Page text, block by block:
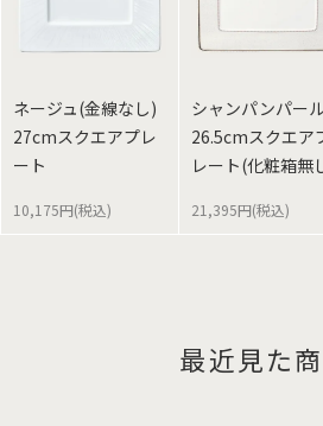
ネージュ(金線なし)
27cmスクエアプレ
ート
10,175円(税込)
シャンパンパー
26.5cmスクエア
レート(化粧箱無
21,395円(税込)
最近見た